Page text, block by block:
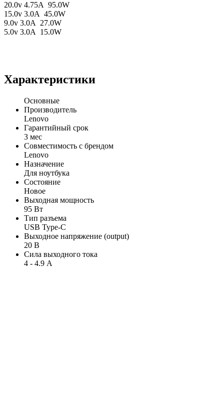
20.0v 4.75A 95.0W
15.0v 3.0A 45.0W
9.0v 3.0A 27.0W
5.0v 3.0A 15.0W
Характеристики
Основные
Производитель
Lenovo
Гарантийный срок
3 мес
Совместимость с брендом
Lenovo
Назначение
Для ноутбука
Состояние
Новое
Выходная мощность
95 Вт
Тип разъема
USB Type-C
Выходное напряжение (output)
20 В
Сила выходного тока
4 - 4.9 А